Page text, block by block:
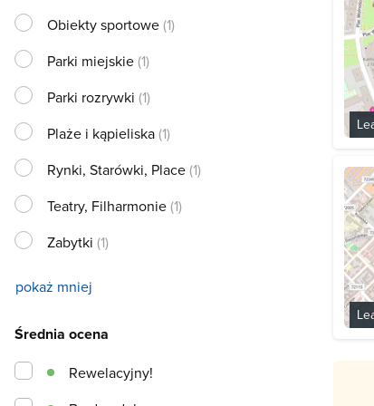
Obiekty sportowe(1)
Parki miejskie(1)
Parki rozrywki (1)
Plaże i kąpieliska(1)
Rynki, Starówki, Place(1)
Teatry, Filharmonie(1)
Zabytki (1)
pokaż mniej
Średnia ocena
Rewelacyjny!